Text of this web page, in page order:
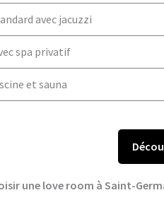
avec jacuzzi
spa privatif
et sauna
une love room à Saint-